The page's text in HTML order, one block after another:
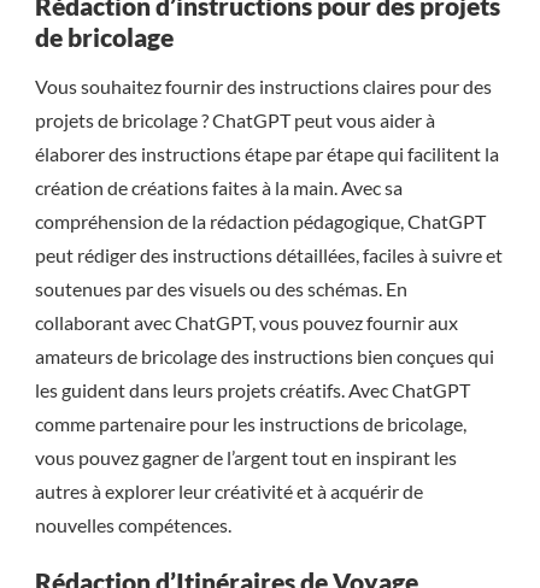
Rédaction d’instructions pour des projets
de bricolage
Vous souhaitez fournir des instructions claires pour des
projets de bricolage ? ChatGPT peut vous aider à
élaborer des instructions étape par étape qui facilitent la
création de créations faites à la main. Avec sa
compréhension de la rédaction pédagogique, ChatGPT
peut rédiger des instructions détaillées, faciles à suivre et
soutenues par des visuels ou des schémas. En
collaborant avec ChatGPT, vous pouvez fournir aux
amateurs de bricolage des instructions bien conçues qui
les guident dans leurs projets créatifs. Avec ChatGPT
comme partenaire pour les instructions de bricolage,
vous pouvez gagner de l’argent tout en inspirant les
autres à explorer leur créativité et à acquérir de
nouvelles compétences.